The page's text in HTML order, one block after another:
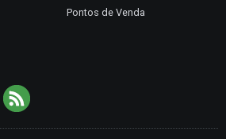
Pontos de Venda